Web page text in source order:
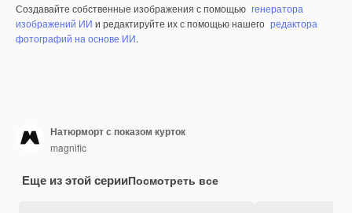
Создавайте собственные изображения с помощью генератора
изображений ИИ и редактируйте их с помощью нашего редактора
фотографий на основе ИИ.
Натюрморт с показом курток
magnific
Еще из этой серииПосмотреть все